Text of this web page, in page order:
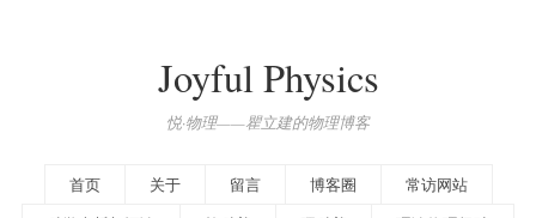
Joyful Physics
悦·物理——瞿立建的物理博客
首页 关于 留言 博客圈
常访网站